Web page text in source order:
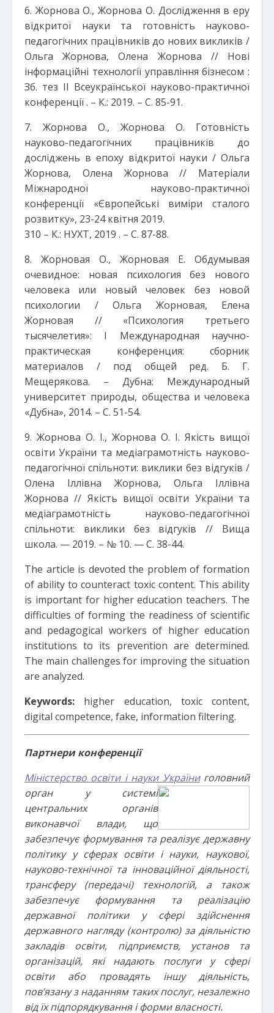
6. Жорнова О., Жорнова О. Дослідження в еру
відкритої науки та готовність науково-
педагогічних працівників до нових викликів /
Ольга Жорнова, Олена Жорнова // Нові
інформаційні технології управління бізнесом :
Зб. тез II Всеукраїнської науково-практичної
конференції . – К.: 2019. – С. 85-91.
7. Жорнова О., Жорнова О. Готовність
науково-педагогічних працівників до
досліджень в епоху відкритої науки / Ольга
Жорнова, Олена Жорнова // Матеріали
Міжнародної науково-практичної
конференції «Європейські виміри сталого
розвитку», 23-24 квітня 2019.
310 – К.: НУХТ, 2019 . – С. 87-88.
8. Жорновая О., Жорновая Е. Обдумывая
очевидное: новая психология без нового
человека или новый человек без новой
психологии / Ольга Жорновая, Елена
Жорновая // «Психология третьего
тысячелетия»: I Международная научно-
практическая конференция: сборник
материалов / под общей ред. Б. Г.
Мещерякова. – Дубна: Международный
университет природы, общества и человека
«Дубна», 2014. – С. 51-54.
9. Жорнова О. І., Жорнова О. І. Якість вищої
освіти України та медіаграмотність науково-
педагогічної спільноти: виклики без відгуків /
Олена Іллівна Жорнова, Ольга Іллівна
Жорнова // Якість вищої освіти України та
медіаграмотність науково-педагогічної
спільноти: виклики без відгуків // Вища
школа. — 2019. – № 10. — С. 38-44.
The article is devoted the problem of formation
of ability to counteract toxic content. This ability
is important for higher education teachers. The
difficulties of forming the readiness of scientific
and pedagogical workers of higher education
institutions to its prevention are determined.
The main challenges for improving the situation
are analyzed.
Keywords: higher education, toxic content,
digital competence, fake, information filtering.
Партнери конференції
Міністерство освіти і науки Україниголовний
орган у системі
центральних органів
виконавчої влади, що
забезпечує формування та реалізує державну
політику у сферах освіти і науки, наукової,
науково-технічної та інноваційної діяльності,
трансферу (передачі) технологій, а також
забезпечує формування та реалізацію
державної політики у сфері здійснення
державного нагляду (контролю) за діяльністю
закладів освіти, підприємств, установ та
організацій, які надають послуги у сфері
освіти або провадять іншу діяльність,
пов’язану з наданням таких послуг, незалежно
від їх підпорядкування і форми власності.